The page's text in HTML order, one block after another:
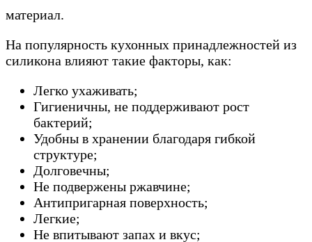
материал.
На популярность кухонных принадлежностей из
силикона влияют такие факторы, как:
Легко ухаживать;
Гигиеничны, не поддерживают рост
бактерий;
Удобны в хранении благодаря гибкой
структуре;
Долговечны;
Не подвержены ржавчине;
Антипригарная поверхность;
Легкие;
Не впитывают запах и вкус;